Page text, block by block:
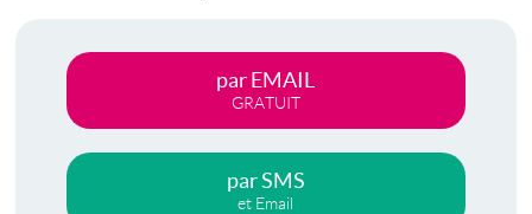
par EMAIL
GRATUIT
par SMS
et Email